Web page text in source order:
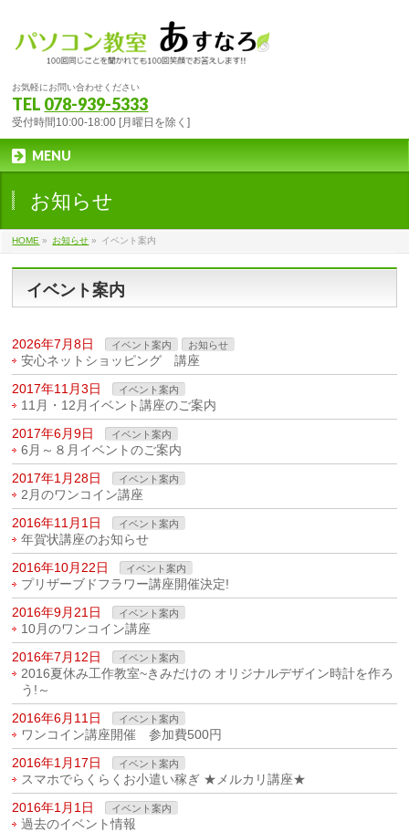
お気軽にお問い合わせください
TEL 078-939-5333
受付時間10:00-18:00 [月曜日を除く]
MENU
お知らせ
HOME » お知らせ » イベント案内
イベント案内
2026年7月8日 イベント案内 お知らせ
安心ネットショッピング 講座
2017年11月3日
イベント案内
11月・12月イベント講座のご案内
2017年6月9日
イベント案内
6月～８月イベントのご案内
2017年1月28日
イベント案内
2月のワンコイン講座
2016年11月1日
イベント案内
年賀状講座のお知らせ
2016年10月22日
イベント案内
プリザーブドフラワー講座開催決定!
2016年9月21日
イベント案内
10月のワンコイン講座
2016年7月12日
イベント案内
2016夏休み工作教室~きみだけの オリジナルデザイン時計を作ろ
う!～
2016年6月11日
イベント案内
ワンコイン講座開催 参加費500円
2016年1月17日
イベント案内
スマホでらくらくお小遣い稼ぎ ★メルカリ講座★
2016年1月1日
イベント案内
過去のイベント情報